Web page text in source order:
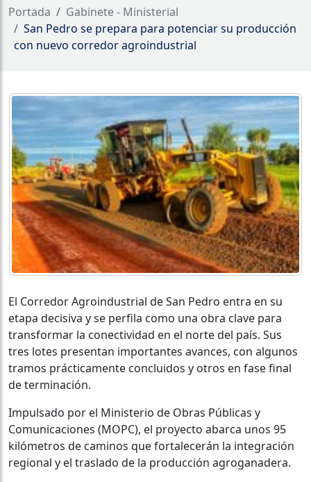
Portada
Gabinete - Ministerial
San Pedro se prepara para potenciar su producción
con nuevo corredor agroindustrial
El Corredor Agroindustrial de San Pedro entra en su
etapa decisiva y se perfila como una obra clave para
transformar la conectividad en el norte del país. Sus
tres lotes presentan importantes avances, con algunos
tramos prácticamente concluidos y otros en fase final
de terminación.
Impulsado por el Ministerio de Obras Públicas y
Comunicaciones (MOPC), el proyecto abarca unos 95
kilómetros de caminos que fortalecerán la integración
regional y el traslado de la producción agroganadera.